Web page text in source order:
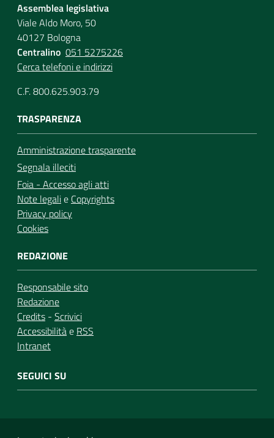
Assemblea legislativa
Viale Aldo Moro, 50
40127 Bologna
Centralino 051 5275226
Cerca telefoni e indirizzi
C.F. 800.625.903.79
TRASPARENZA
Amministrazione trasparente
Segnala illeciti
Foia - Accesso agli atti
Note legalie Copyrights
Privacy policy
Cookies
REDAZIONE
Responsabile sito
Redazione
Credits - Scrivici
Accessibilitàe RSS
Intranet
SEGUICI SU